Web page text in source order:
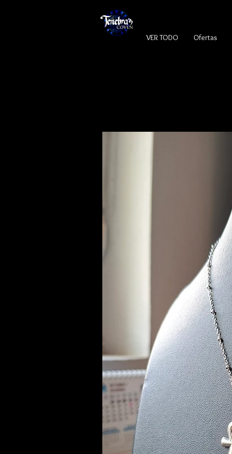
VER TODO Ofertas